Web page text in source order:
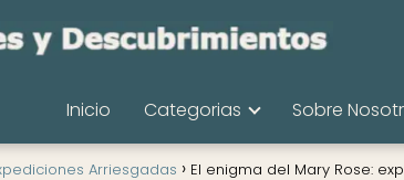
Inicio Categorias Sobre
Arriesgadas
El enigma del Mary Rose: